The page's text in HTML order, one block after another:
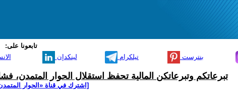
تابعونا على:
لينكدإن تيلكرام بنترست
تبرعاتكم وتبرعاتكن المالية تحفظ استقلال الحوار المتمدن،
[اشترك في قناة ‫«الحوار